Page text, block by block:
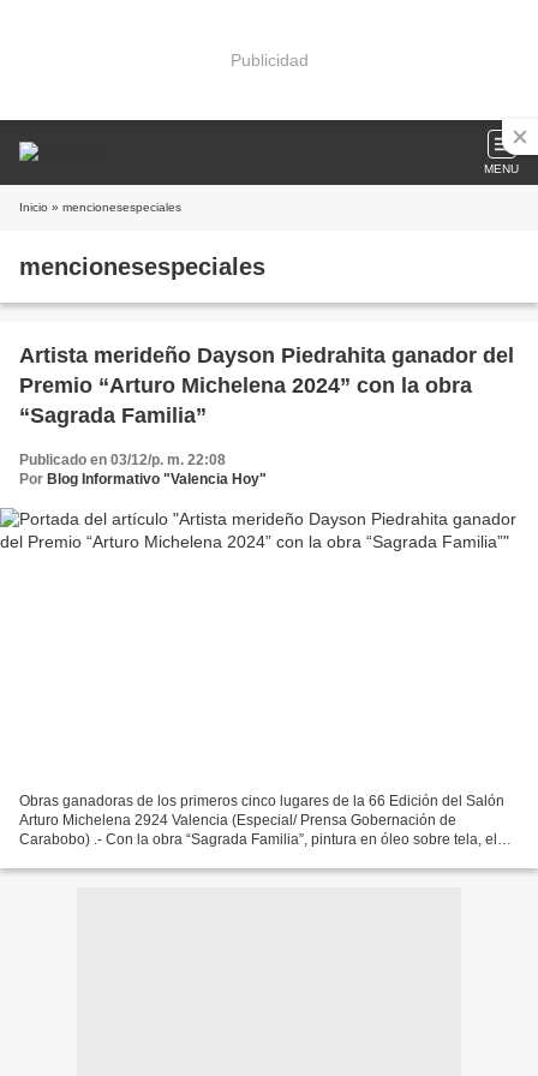
Publicidad
MENU
Inicio » mencionesespeciales
mencionesespeciales
Artista merideño Dayson Piedrahita ganador del
Premio “Arturo Michelena 2024” con la obra
“Sagrada Familia”
Publicado en 03/12/p. m. 22:08
Por Blog Informativo "Valencia Hoy"
Obras ganadoras de los primeros cinco lugares de la 66 Edición del Salón
Arturo Michelena 2924 Valencia (Especial/ Prensa Gobernación de
Carabobo) .- Con la obra “Sagrada Familia”, pintura en óleo sobre tela, el